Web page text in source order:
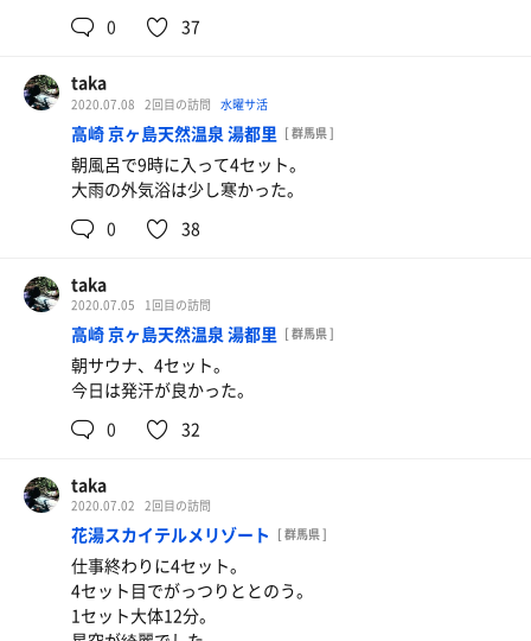
0
37
taka
2020.07.08 2回目の訪問 水曜サ活
高崎 京ヶ島天然温泉 湯都里 [ 群馬県 ]
朝風呂で9時に入って4セット。
大雨の外気浴は少し寒かった。
0
38
taka
2020.07.05 1回目の訪問
高崎 京ヶ島天然温泉 湯都里 [ 群馬県 ]
朝サウナ、4セット。
今日は発汗が良かった。
0
32
taka
2020.07.02 2回目の訪問
花湯スカイテルメリゾート [ 群馬県 ]
仕事終わりに4セット。
4セット目でがっつりととのう。
1セット大体12分。